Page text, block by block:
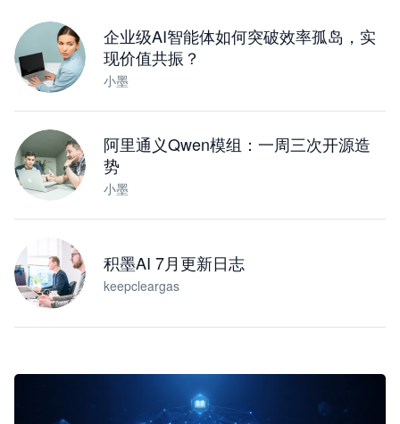
企业级AI智能体如何突破效率孤岛，实
现价值共振？
小墨
阿里通义Qwen模组：一周三次开源造
势
小墨
积墨AI 7月更新日志
keepcleargas